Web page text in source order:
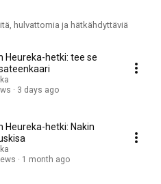
hulvattomia ja hätkähdyttäviä
Heureka-hetki: tee se
3 days ago
Heureka-hetki: Nakin
1 month ago